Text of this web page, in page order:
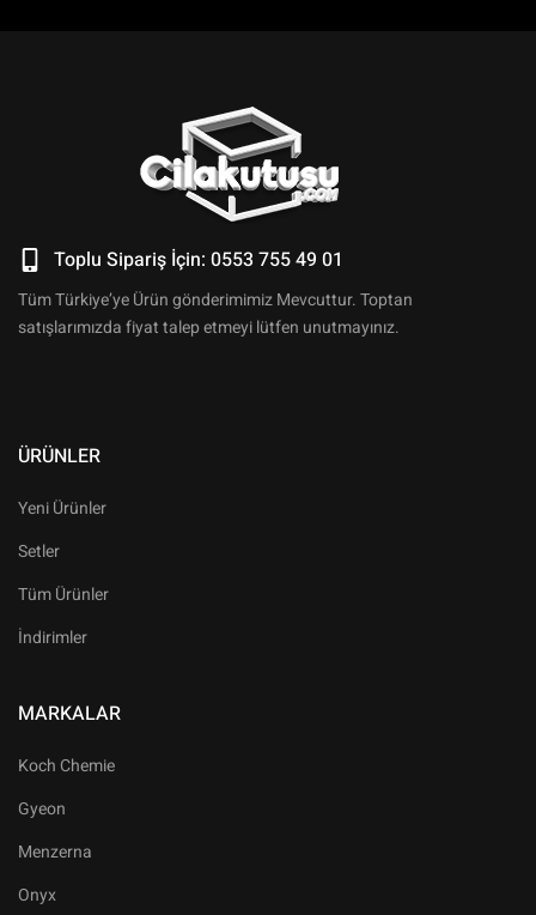
Toplu Sipariş İçin: 0553 755 49 01
Tüm Türkiye’ye Ürün gönderimimiz Mevcuttur. Toptan
satışlarımızda fiyat talep etmeyi lütfen unutmayınız.
ÜRÜNLER
Yeni Ürünler
Setler
Tüm Ürünler
İndirimler
MARKALAR
Koch Chemie
Gyeon
Menzerna
Onyx